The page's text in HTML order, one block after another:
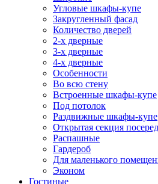
Угловые шкафы-купе
Закругленный фасад
Количество дверей
2-х дверные
3-х дверные
4-х дверные
Особенности
Во всю стену
Встроенные шкафы-купе
Под потолок
Раздвижные шкафы-купе
Открытая секция
Распашные
Гардероб
Для маленького
Эконом
Гостиные